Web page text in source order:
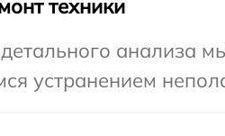
техники
анализа
устранением